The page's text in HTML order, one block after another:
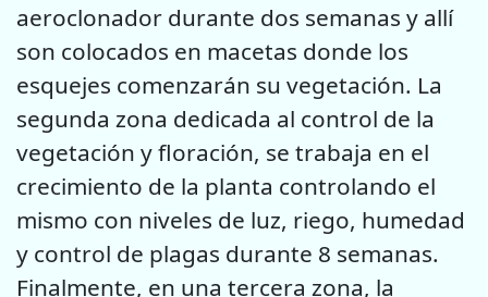
aeroclonador durante dos semanas y allí
son colocados en macetas donde los
esquejes comenzarán su vegetación. La
segunda zona dedicada al control de la
vegetación y floración, se trabaja en el
crecimiento de la planta controlando el
mismo con niveles de luz, riego, humedad
y control de plagas durante 8 semanas.
Finalmente, en una tercera zona, la